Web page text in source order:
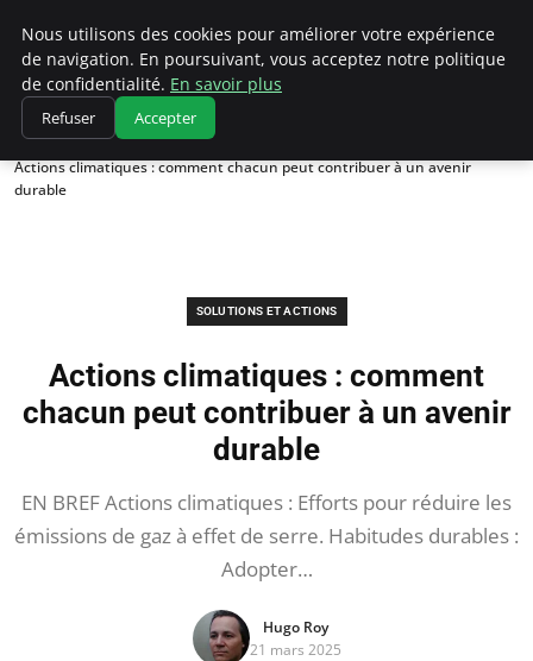
Climatedebtagents
Accueil
Solutions et Actions
Actions climatiques : comment chacun peut contribuer à un avenir
durable
SOLUTIONS ET ACTIONS
Actions climatiques : comment
chacun peut contribuer à un avenir
durable
EN BREF Actions climatiques : Efforts pour réduire les
émissions de gaz à effet de serre. Habitudes durables :
Adopter…
Hugo Roy
21 mars 2025
Nous utilisons des cookies pour améliorer votre expérience
de navigation. En poursuivant, vous acceptez notre politique
de confidentialité. En savoir plus
Refuser Accepter